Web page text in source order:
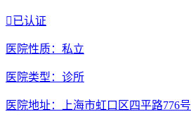
已认证
医院性质：私立
医院类型 ：诊所
医院地址：上海市虹口区四平路776号